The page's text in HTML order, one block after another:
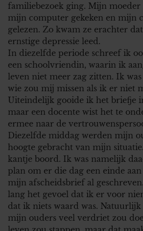
familiebezoek ging. Mijn moeder
mijn computer gekeken en mijn
gelezen. Zo kwam ze erachter
ernstige depressie leed.
In diezelfde periode schreef ik
een schoolvriendin, waarin ik
leven niet meer zag zitten. Ik
wie zou mij missen als ik er niet
Uiteindelijk gooide ik het briefje
maar een docente wist het te
ermee naar de
Diezelfde middag werden mijn
hoogte gebracht van mijn
kantje boord. Ik was namelijk
plan om er die dag een einde
mijn afscheidsbrief al
lang het gevoel dat ik er voor
dat ik niets waard was.
mijn ouders veel verdriet zou